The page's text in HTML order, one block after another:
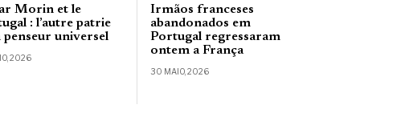
Morin et le
: l’autre patrie
penseur universel
2026
Irmãos franceses
abandonados em
Portugal regressaram
ontem a França
30 MAIO, 2026